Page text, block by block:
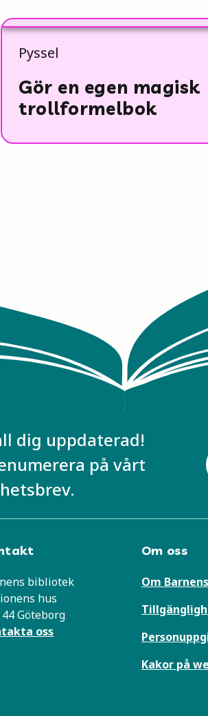
Gör en egen magisk
trollformelbok
Pyssel
dig uppdaterad!
på vårt
bibliotek
hus
44 Göteborg
oss
Om oss
Om
Kakor på